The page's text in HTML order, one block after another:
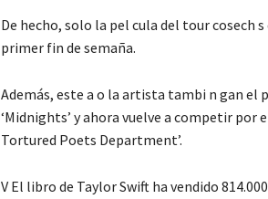
De hecho, solo la pel cula del tour cosech
primer fin de semaña.
Además, este a o la artista tambi n gan el
‘Midnights’ y ahora vuelve a competir por
Tortured Poets Department’.
V El libro de Taylor Swift ha vendido